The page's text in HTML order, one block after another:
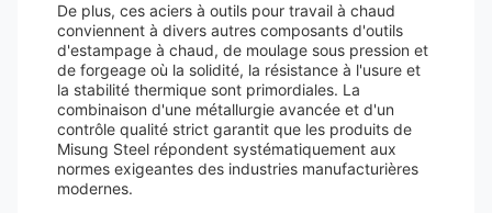
De plus, ces aciers à outils pour travail à chaud
conviennent à divers autres composants d'outils
d'estampage à chaud, de moulage sous pression et
de forgeage où la solidité, la résistance à l'usure et
la stabilité thermique sont primordiales. La
combinaison d'une métallurgie avancée et d'un
contrôle qualité strict garantit que les produits de
Misung Steel répondent systématiquement aux
normes exigeantes des industries manufacturières
modernes.